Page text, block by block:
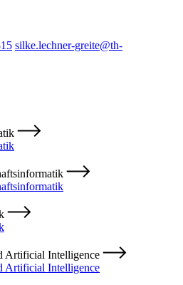
silke.lechner-greite@th-
Artificial Intelligence
Artificial Intelligence